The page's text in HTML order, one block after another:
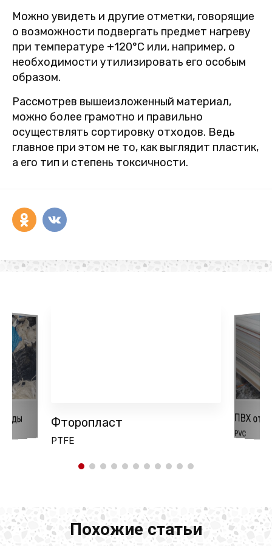
Можно увидеть и другие отметки, говорящие
о возможности подвергать предмет нагреву
при температуре +120°С или, например, о
необходимости утилизировать его особым
образом.
Рассмотрев вышеизложенный материал,
можно более грамотно и правильно
осуществлять сортировку отходов. Ведь
главное при этом не то, как выглядит пластик,
а его тип и степень токсичности.
Фторопласт
PTFE
ПВХ
PVC
Похожие статьи